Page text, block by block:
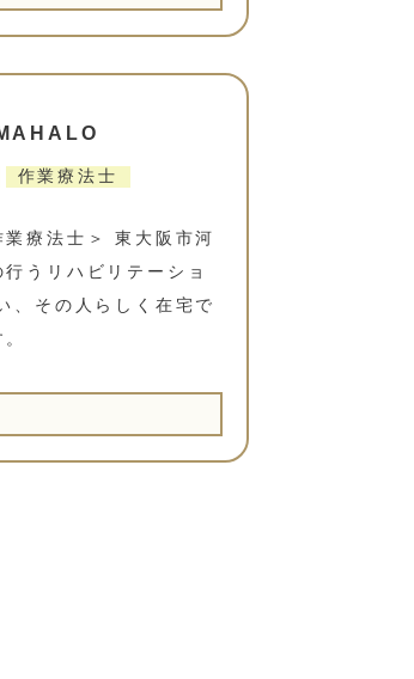
作業療法士
療法士＞ 東大阪市河
うリハビリテーショ
、その人らしく在宅で